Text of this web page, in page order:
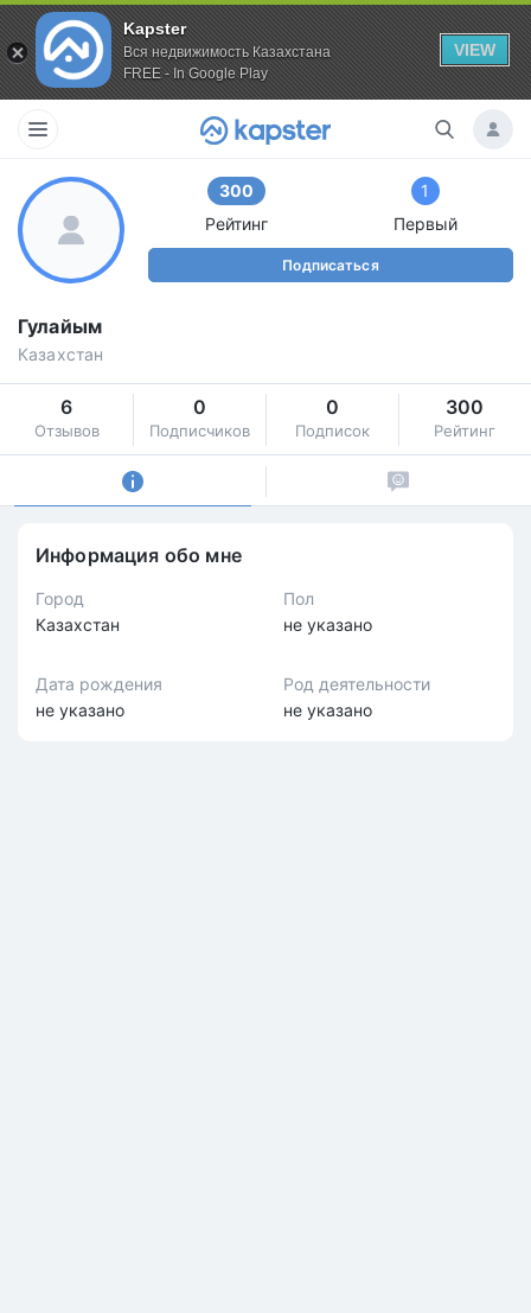
Kapster
Вся недвижимость Казахстана
FREE - In Google Play
VIEW
300
Рейтинг
1
Первый
Подписаться
Гулайым
Казахстан
6
Отзывов
0
Подписчиков
0
Подписок
300
Рейтинг
Информация обо мне
Город
Казахстан
Пол
не указано
Дата рождения
не указано
Род деятельности
не указано